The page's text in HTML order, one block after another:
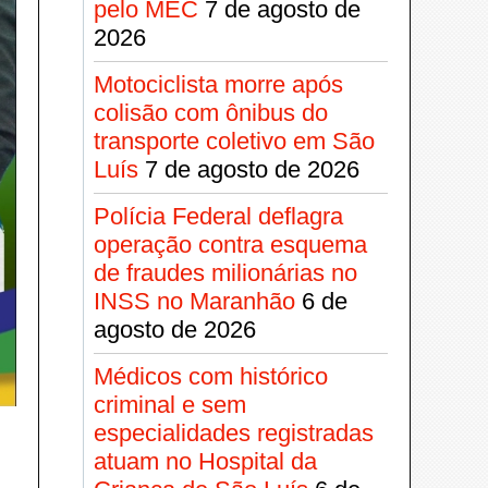
pelo MEC 7 de agosto de
2026
Motociclista morre após
colisão com ônibus do
transporte coletivo em São
Luís 7 de agosto de 2026
Polícia Federal deflagra
operação contra esquema
de fraudes milionárias no
INSS no Maranhão 6 de
agosto de 2026
Médicos com histórico
criminal e sem
especialidades registradas
atuam no Hospital da